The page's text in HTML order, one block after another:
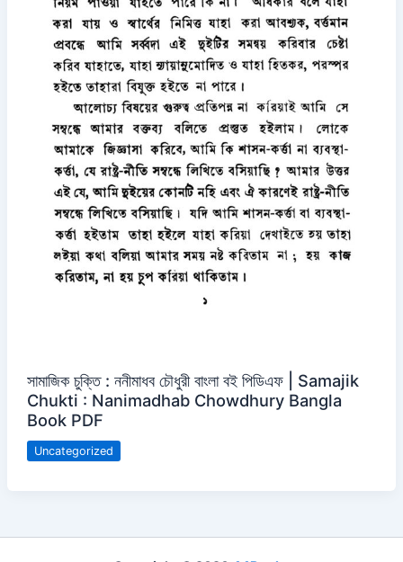
সামাজিক চুক্তি : ননীমাধব চৌধুরী বাংলা বই পিডিএফ | Samajik
Chukti : Nanimadhab Chowdhury Bangla
Book PDF
Uncategorized